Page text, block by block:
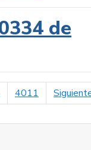
de
4011